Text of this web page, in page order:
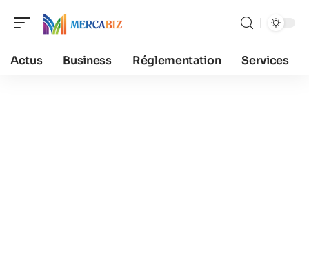
Actus Business Réglementation Services